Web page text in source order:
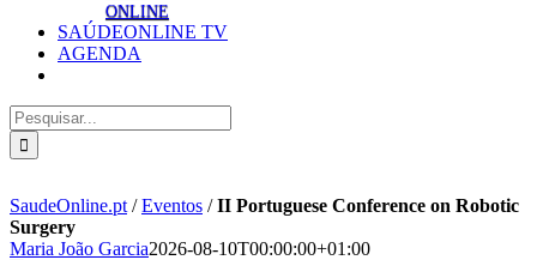
ONLINE
SAÚDEONLINE TV
AGENDA
Pesquisar
SaudeOnline.pt /Eventos /II Portuguese Conference on Robotic
Surgery
Maria João Garcia2026-08-10T00:00:00+01:00